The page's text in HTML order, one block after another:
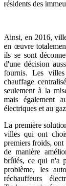
résidents des
Ainsi, en 2016,
en œuvre
ils se sont
d'une décision
fournis. Les
chauffage
seulement à la
mais également
électriques et au
La première
villes qui ont
premiers froids, ont
de manière
brûlés, ce qui n'a
problème, les
réchauffeurs